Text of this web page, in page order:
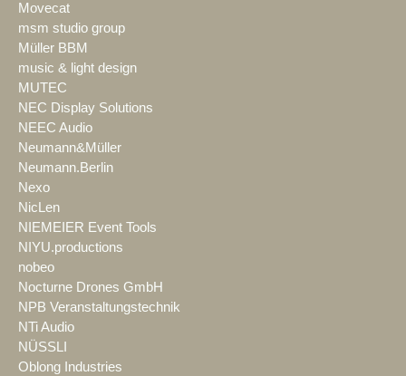
Movecat
msm studio group
Müller BBM
music & light design
MUTEC
NEC Display Solutions
NEEC Audio
Neumann&Müller
Neumann.Berlin
Nexo
NicLen
NIEMEIER Event Tools
NIYU.productions
nobeo
Nocturne Drones GmbH
NPB Veranstaltungstechnik
NTi Audio
NÜSSLI
Oblong Industries